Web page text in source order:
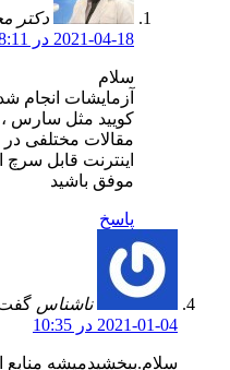
دکتر
2021-04-18 در 18:11
سلام
آزمایشات انجام
کویید مثل سارس ،
اینترنت قابل
موفق باشید
پاسخ
ناشناس
2021-01-04 در 10:35
سلام.ببخشیدمیشه منابع